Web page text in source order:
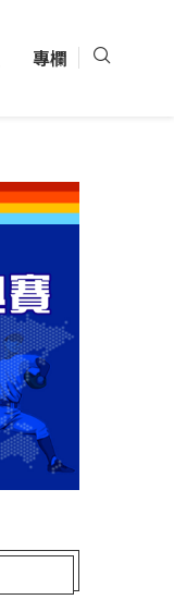
專欄